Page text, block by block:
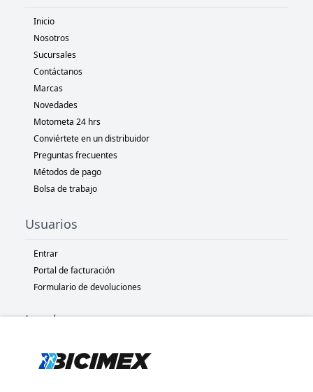
Inicio
Nosotros
Sucursales
Contáctanos
Marcas
Novedades
Motometa 24 hrs
Conviértete en un distribuidor
Preguntas frecuentes
Métodos de pago
Bolsa de trabajo
Usuarios
Entrar
Portal de facturación
Formulario de devoluciones
Legal
Políticas de privacidad